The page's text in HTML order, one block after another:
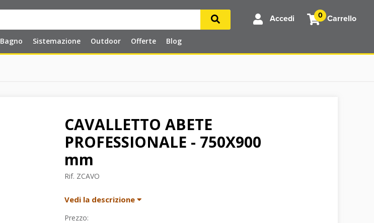
Bagno Sistemazione Outdoor Offerte Blog
Carrello
0
Accedi
CAVALLETTO ABETE
PROFESSIONALE - 750X900
mm
Rif. ZCAVO
Vedi la descrizione
Prezzo: